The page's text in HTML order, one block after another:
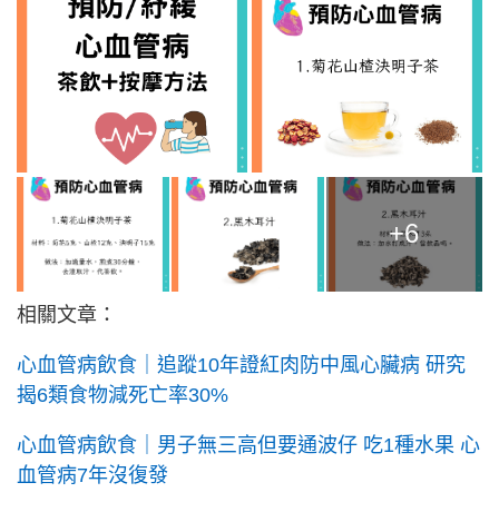
+6
相關文章：
心血管病飲食｜追蹤10年證紅肉防中風心臟病 研究
揭6類食物減死亡率30%
心血管病飲食｜男子無三高但要通波仔 吃1種水果 心
血管病7年沒復發